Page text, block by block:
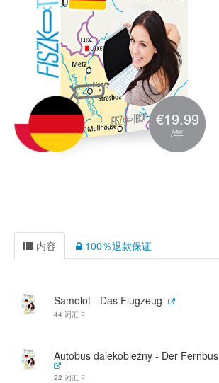
€19.99
/年
内容 100％退款保证
Samolot - Das Flugzeug
44 词汇卡
Autobus dalekobieżny - Der Fernbus
22 词汇卡